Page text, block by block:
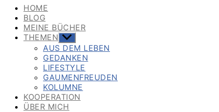
HOME
BLOG
MEINE BÜCHER
THEMEN Untermenü
anzeigen
AUS DEM LEBEN
GEDANKEN
LIFESTYLE
GAUMENFREUDEN
KOLUMNE
KOOPERATION
ÜBER MICH